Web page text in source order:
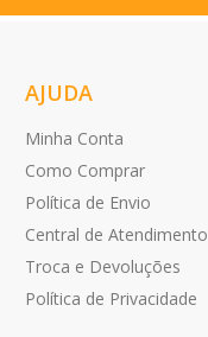
AJUDA
Minha Conta
Como Comprar
Política de Envio
Central de Atendimento
Troca e Devoluções
Política de Privacidade